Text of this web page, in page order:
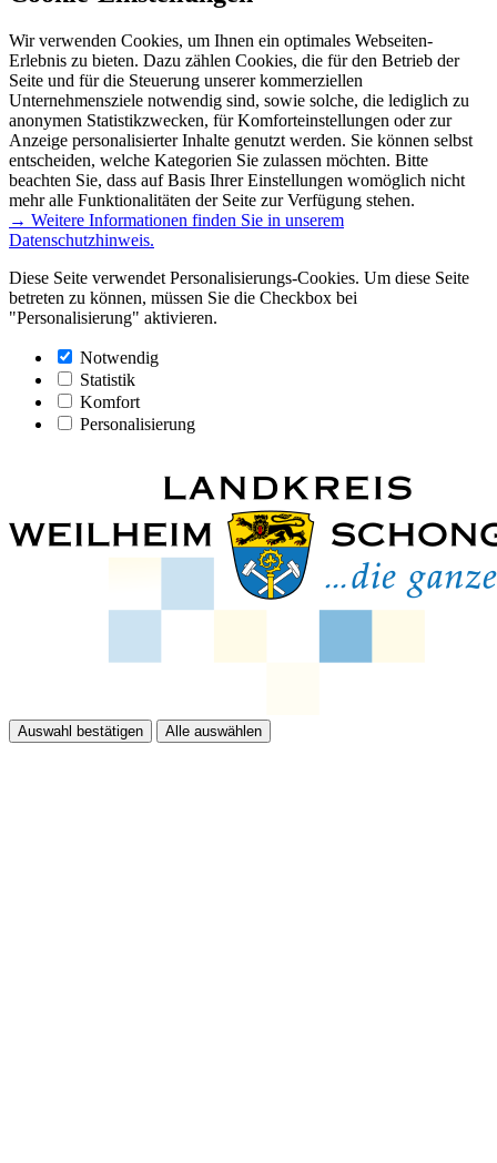
Wir verwenden Cookies, um Ihnen ein optimales Webseiten-
Erlebnis zu bieten. Dazu zählen Cookies, die für den Betrieb der
Seite und für die Steuerung unserer kommerziellen
Unternehmensziele notwendig sind, sowie solche, die lediglich zu
anonymen Statistikzwecken, für Komforteinstellungen oder zur
Anzeige personalisierter Inhalte genutzt werden. Sie können selbst
entscheiden, welche Kategorien Sie zulassen möchten. Bitte
beachten Sie, dass auf Basis Ihrer Einstellungen womöglich nicht
mehr alle Funktionalitäten der Seite zur Verfügung stehen.
→ Weitere Informationen finden Sie in unserem
Datenschutzhinweis.
Diese Seite verwendet Personalisierungs-Cookies. Um diese Seite
betreten zu können, müssen Sie die Checkbox bei
"Personalisierung" aktivieren.
Notwendig
Statistik
Komfort
Personalisierung
Auswahl bestätigen Alle auswählen